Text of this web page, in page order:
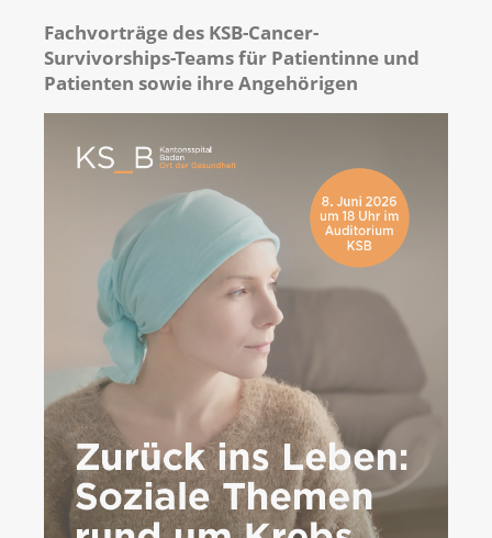
Fachvorträge des KSB-Cancer-
Survivorships-Teams für Patientinne und
Patienten sowie ihre Angehörigen